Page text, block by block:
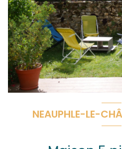
NEAUPHLE-LE-